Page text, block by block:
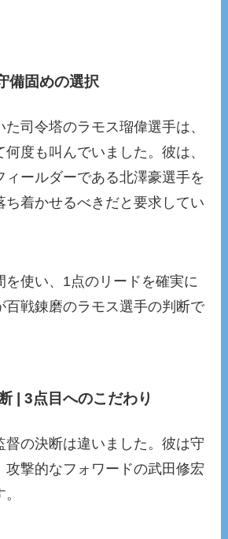
備固めの選択
司令塔のラモス瑠偉選手は、
度も叫んでいました。彼は、
ィールダーである北澤豪選手を
ち着かせるべきだと要求してい
を使い、1点のリードを確実に
百戦錬磨のラモス選手の判断で
| 3点目へのこだわり
督の決断は違いました。彼は守
攻撃的なフォワードの武田修宏